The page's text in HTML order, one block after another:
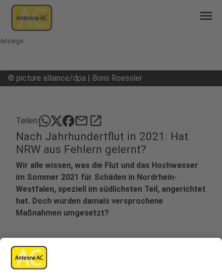
menu
Anzeige
© picture alliance/dpa | Boris Roessler
Teilen: mailopen_in_new
Nach Jahrhundertflut in 2021: Hat
NRW aus Fehlern gelernt?
Wir alle wissen, was die Flut und das Hochwasser
im Sommer 2021 für Schäden in Nordrhein-
Westfalen, speziell im südlichsten Teil, angerichtet
hat. Doch wurden damals versprochene
Maßnahmen umgesetzt?
Veröffentlicht: